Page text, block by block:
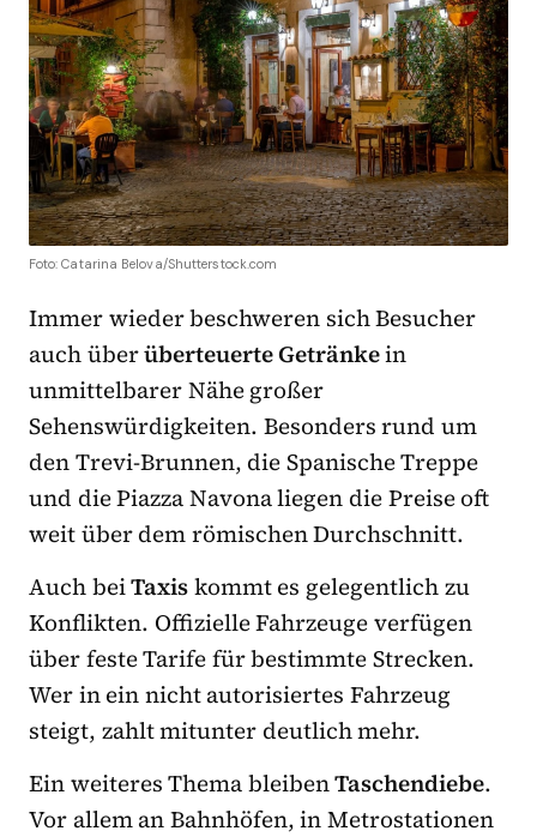
Foto: Catarina Belova/Shutterstock.com
Immer wieder beschweren sich Besucher
auch überüberteuerte Getränkein
unmittelbarer Nähe großer
Sehenswürdigkeiten. Besonders rund um
den Trevi-Brunnen, die Spanische Treppe
und die Piazza Navona liegen die Preise oft
weit über dem römischen Durchschnitt.
Auch beiTaxiskommt es gelegentlich zu
Konflikten. Offizielle Fahrzeuge verfügen
über feste Tarife für bestimmte Strecken.
Wer in ein nicht autorisiertes Fahrzeug
steigt, zahlt mitunter deutlich mehr.
Ein weiteres Thema bleibenTaschendiebe.
Vor allem an Bahnhöfen, in Metrostationen